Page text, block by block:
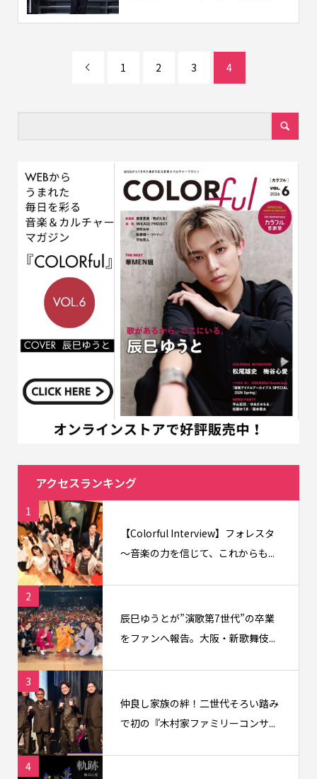
 1 2 3 4
アクセスランキング
1
【Colorful Interview】フォレスタ
〜音楽の力を信じて、これからも...
2
辰巳ゆうとが”演歌第7世代”の卒業
をファンへ報告。大阪・新歌舞伎...
3
仲良し家族の絆！二世代そろい踏み
で初の『木村家ファミリーコンサ...
4